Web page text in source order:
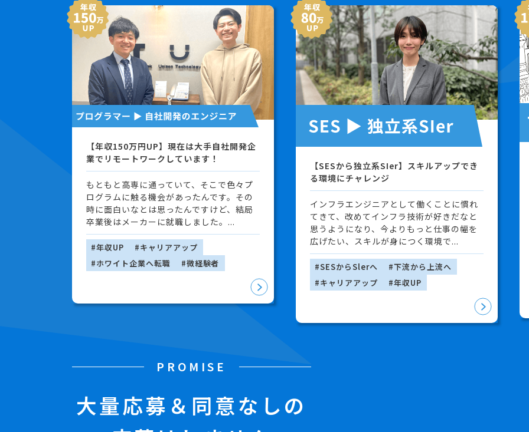
【年収150万円UP】現在は大手自社開発企
業でリモートワークしています！
もともと高専に通っていて、そこで色々プ
ログラムに触る機会があったんです。その
時に面白いなとは思ったんですけど、結局
卒業後はメーカーに就職しました。...
#年収UP
#キャリアアップ
#ホワイト企業へ転職
#微経験者
【SESから独立系SIer】スキルアップでき
る環境にチャレンジ
インフラエンジニアとして働くことに慣れ
てきて、改めてインフラ技術が好きだなと
思うようになり、今よりもっと仕事の幅を
広げたい、スキルが身につく環境で...
#SESからSlerへ
#下流から上流へ
#キャリアアップ
#年収UP
PROMISE
大量応募＆同意なしの